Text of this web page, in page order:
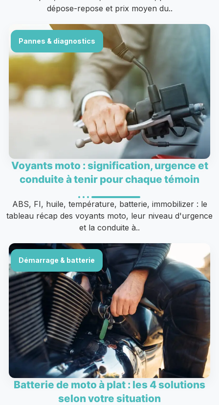
dépose-repose et prix moyen du..
Pannes & diagnostics
Voyants moto : signification, urgence et
conduite à tenir pour chaque témoin
ABS, FI, huile, température, batterie, immobilizer : le
tableau récap des voyants moto, leur niveau d'urgence
et la conduite à..
Démarrage & batterie
Batterie de moto à plat : les 4 solutions
selon votre situation